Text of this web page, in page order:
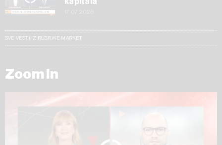
SVE VESTI IZ RUBRIKE MARKET
Zoom In